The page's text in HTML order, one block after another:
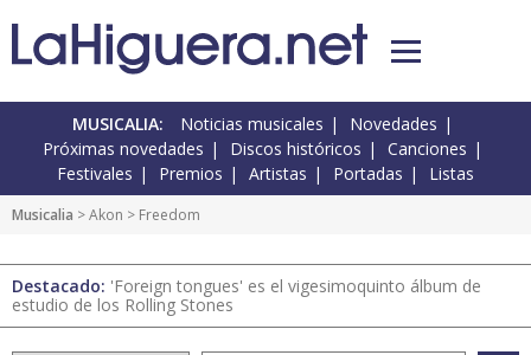
MUSICALIA: Noticias musicales
Novedades
Próximas novedades
Discos históricos
Canciones
Festivales
Premios Artistas Portadas Listas
Musicalia >Akon > Freedom
Destacado: 'Foreign tongues' es el vigesimoquinto álbum de
estudio de los Rolling Stones